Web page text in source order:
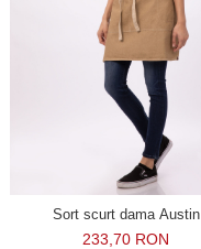
Sort scurt dama Austin
233,70 RON